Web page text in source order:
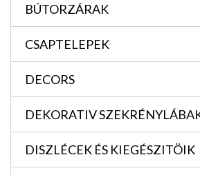
BÚTORZÁRAK
CSAPTELEPEK
DECORS
DEKORATIV
DISZLÉCEK ÉS KIEGÉSZITÖIK